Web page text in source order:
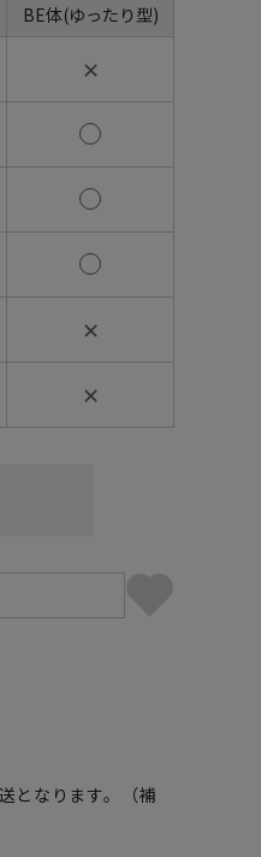
BE体(ゆったり型)
✕
✕
✕
となります。（補